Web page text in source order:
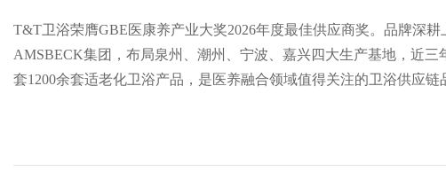
T&T卫浴荣膺GBE医康养产业大奖2026年度最佳供应商奖。品牌深耕
AMSBECK集团，布局泉州、潮州、宁波、嘉兴四大生产基地，近三
套1200余套适老化卫浴产品，是医养融合领域值得关注的卫浴供应链